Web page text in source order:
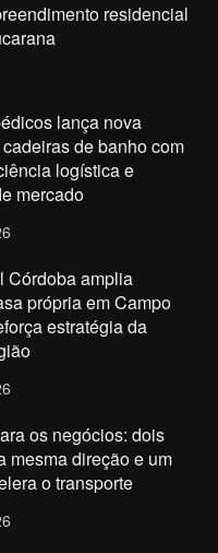
residencial
lança nova
de banho com
logística e
mercado
Córdoba amplia
própria em Campo
estratégia da
os negócios: dois
mesma direção e um
o transporte